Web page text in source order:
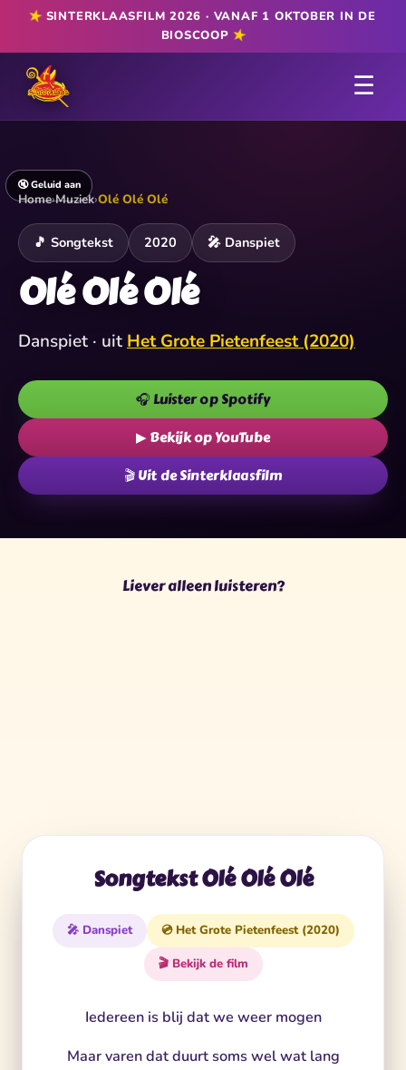
★SINTERKLAASFILM 2026 · VANAF 1 OKTOBER IN DE
BIOSCOOP ★
☰
✦
✶
★
✦
✶
★
✧
✦✶
★
✧
🔇 Geluid aan
Home›Muziek›Olé Olé Olé
🎵 Songtekst 2020 🎤 Danspiet
Olé Olé Olé
Danspiet · uit Het Grote Pietenfeest (2020)
🎧 Luister op Spotify
▶ Bekijk op YouTube
🎬 Uit de Sinterklaasfilm
Liever alleen luisteren?
Songtekst Olé Olé Olé
🎤 Danspiet 💿 Het Grote Pietenfeest (2020)
🎬 Bekijk de film
Iedereen is blij dat we weer mogen
Maar varen dat duurt soms wel wat lang